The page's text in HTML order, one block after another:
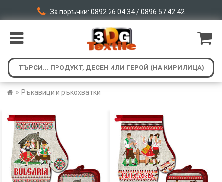
За поръчки: 0892 26 04 34 / 0896 57 42 42
» Ръкавици и ръкохватки